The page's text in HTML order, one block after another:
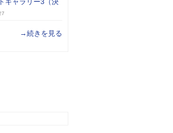
→続きを見る